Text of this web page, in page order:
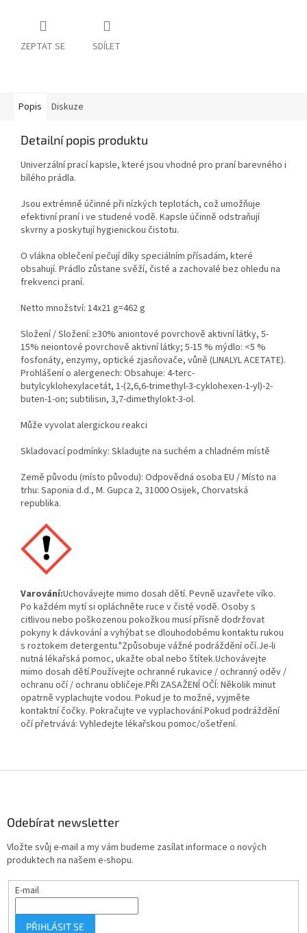
ZEPTAT SE SDÍLET
Popis Diskuze
Detailní popis produktu
Univerzální prací kapsle, které jsou vhodné pro praní barevného i
bílého prádla.
Jsou extrémně účinné při nízkých teplotách, což umožňuje
efektivní praní i ve studené vodě. Kapsle účinně odstraňují
skvrny a poskytují hygienickou čistotu.
O vlákna oblečení pečují díky speciálním přísadám, které
obsahují. Prádlo zůstane svěží, čisté a zachovalé bez ohledu na
frekvenci praní.
Netto množství: 14x21 g=462 g
Složení / Složení: ≥30% aniontové povrchově aktivní látky, 5-
15% neiontové povrchově aktivní látky; 5-15 % mýdlo: <5 %
fosfonáty, enzymy, optické zjasňovače, vůně (LINALYL ACETATE).
Prohlášení o alergenech: Obsahuje: 4-terc-
butylcyklohexylacetát, 1-(2,6,6-trimethyl-3-cyklohexen-1-yl)-2-
buten-1-on; subtilisin, 3,7-dimethylokt-3-ol.
Může vyvolat alergickou reakci
Skladovací podmínky: Skladujte na suchém a chladném místě
Země původu (místo původu): Odpovědná osoba EU / Místo na
trhu: Saponia d.d., M. Gupca 2, 31000 Osijek, Chorvatská
republika.
Varování:Uchovávejte mimo dosah dětí. Pevně ​​uzavřete víko.
Po každém mytí si opláchněte ruce v čisté vodě. Osoby s
citlivou nebo poškozenou pokožkou musí přísně dodržovat
pokyny k dávkování a vyhýbat se dlouhodobému kontaktu rukou
s roztokem detergentu."Způsobuje vážné podráždění očí.Je-li
nutná lékařská pomoc, ukažte obal nebo štítek.Uchovávejte
mimo dosah dětí.Používejte ochranné rukavice / ochranný oděv /
ochranu očí / ochranu obličeje.PŘI ZASAŽENÍ OČÍ: Několik minut
opatrně vyplachujte vodou. Pokud je to možné, vyjměte
kontaktní čočky. Pokračujte ve vyplachování.Pokud podráždění
očí přetrvává: Vyhledejte lékařskou pomoc/ošetření.
Odebírat newsletter
Vložte svůj e-mail a my vám budeme zasílat informace o nových
produktech na našem e-shopu.
E-mail
PŘIHLÁSIT SE